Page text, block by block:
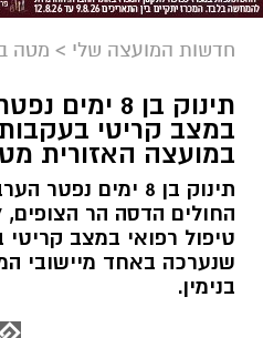
חדשות המועצה שלי > מטה
תינוק בן 8
במצב קריטי
במועצה האזורית
תינוק בן 8 ימים
החולים הדסה הר
טיפול רפואי במצב
שנערכה באחד מיישובי
בנימין.